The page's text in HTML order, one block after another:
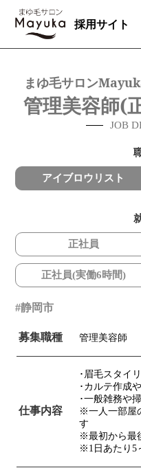
採用サイト
まゆ毛サロン
管理美容師(
JOB
アイブロウリスト
正社員
正社員(実働6時間)
静岡市
募集職種 管理美容師
仕事内容
･眉毛スタイ
･カルテ作成
･一般雑務や
※一人一部屋
す
※最初から最
※1日あたり5